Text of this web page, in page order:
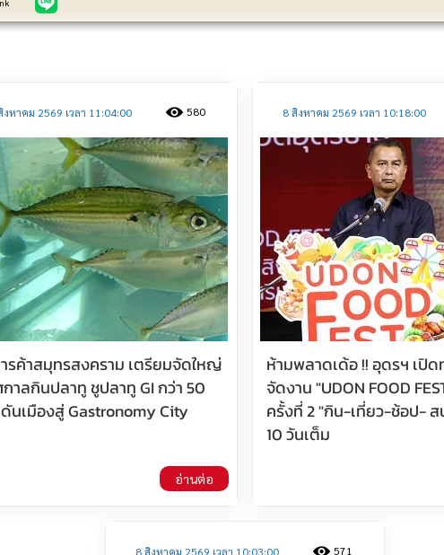
ประชาสัมพันธ์
งหาคม 2569 เวลา 11:04:00
รค้าสมุทรสงคราม เตรียมจัดใหญ่
กาลกินปลาทู ชูปลาทู GI กว่า 50
นเมืองสู่ Gastronomy City
580
อ่านต่อ
8 สิงหาคม 2569 เวลา 10:18:00
ห้ามพลาดเด้อ !! อุดรฯ เปิด
จัดงาน "UDON FOOD
ครั้งที่ 2 "กิน-เที่ยว-ช้อป-
10 วันเต็ม
8 สิงหาคม 2569 เวลา 10:03:00 571